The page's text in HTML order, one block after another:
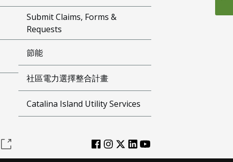
Submit Claims, Forms &
Requests
節能
社區電力選擇整合計畫
Catalina Island Utility Services